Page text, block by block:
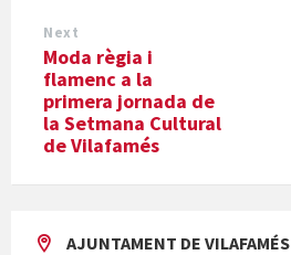
Next
Moda règia i
flamenc a la
primera jornada de
la Setmana Cultural
de Vilafamés
AJUNTAMENT DE VILAFAMÉS